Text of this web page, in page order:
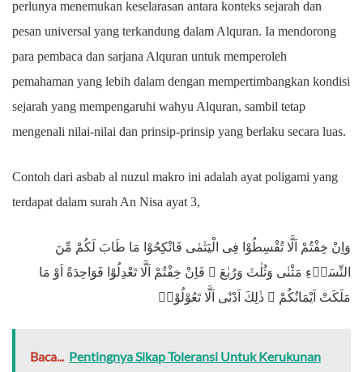
perlunya menemukan keselarasan antara konteks sejarah dan
pesan universal yang terkandung dalam Alquran. Ia mendorong
para pembaca dan sarjana Alquran untuk memperoleh
pemahaman yang lebih dalam dengan mempertimbangkan kondisi
sejarah yang mempengaruhi wahyu Alquran, sambil tetap
mengenali nilai-nilai dan prinsip-prinsip yang berlaku secara luas.
Contoh dari asbab al nuzul makro ini adalah ayat poligami yang
terdapat dalam surah An Nisa ayat 3,
وَاِنْ خِفْتُمْ اَلَّا تُقْسِطُوْا فِى الْيَتٰمٰى فَانْكِحُوْا مَا طَابَ لَكُمْ مِّنَ
النِّسَاۤءِ مَثْنٰى وَثُلٰثَ وَرُبٰعَ ۚ فَاِنْ خِفْتُمْ اَلَّا تَعْدِلُوْا فَوَاحِدَةً اَوْ مَا
مَلَكَتْ اَيْمَانُكُمْ ۗ ذٰلِكَ اَدْنٰٓى اَلَّا تَعُوْلُوْاۗ
Baca... Pentingnya Sikap Toleransi Untuk Kerukunan